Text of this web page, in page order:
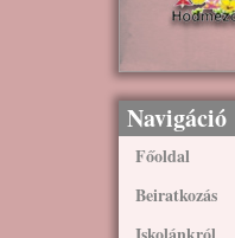
Navigáció
Főoldal
Beiratkozás